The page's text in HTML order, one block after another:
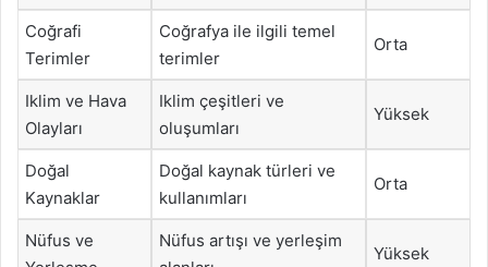
Coğrafi
Terimler
Coğrafya ile ilgili temel
terimler
Orta
Iklim ve Hava
Olayları
Iklim çeşitleri ve
oluşumları
Yüksek
Doğal
Kaynaklar
Doğal kaynak türleri ve
kullanımları
Orta
Nüfus ve
Nüfus artışı ve yerleşim
Yüksek